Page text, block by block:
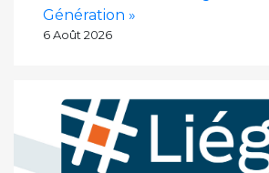
Génération »
6 Août 2026